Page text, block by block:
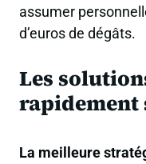
assumer
d’euros de dégâts.
Les
rapidement
La meilleure